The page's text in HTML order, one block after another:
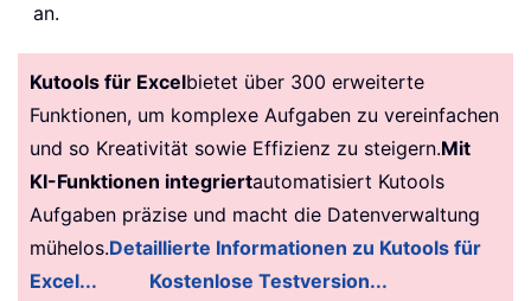
an.
Kutools für Excelbietet über 300 erweiterte
Funktionen, um komplexe Aufgaben zu vereinfachen
und so Kreativität sowie Effizienz zu steigern.Mit
KI-Funktionen integriertautomatisiert Kutools
Aufgaben präzise und macht die Datenverwaltung
mühelos.Detaillierte Informationen zu Kutools für
Excel...
Kostenlose Testversion...